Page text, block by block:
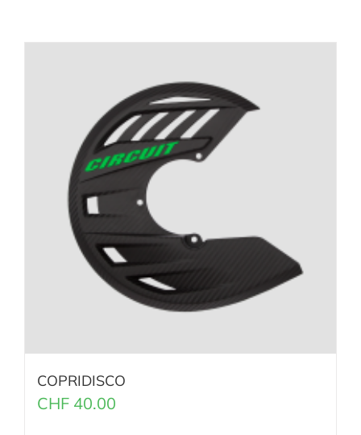
COPRIDISCO
CHF 40.00